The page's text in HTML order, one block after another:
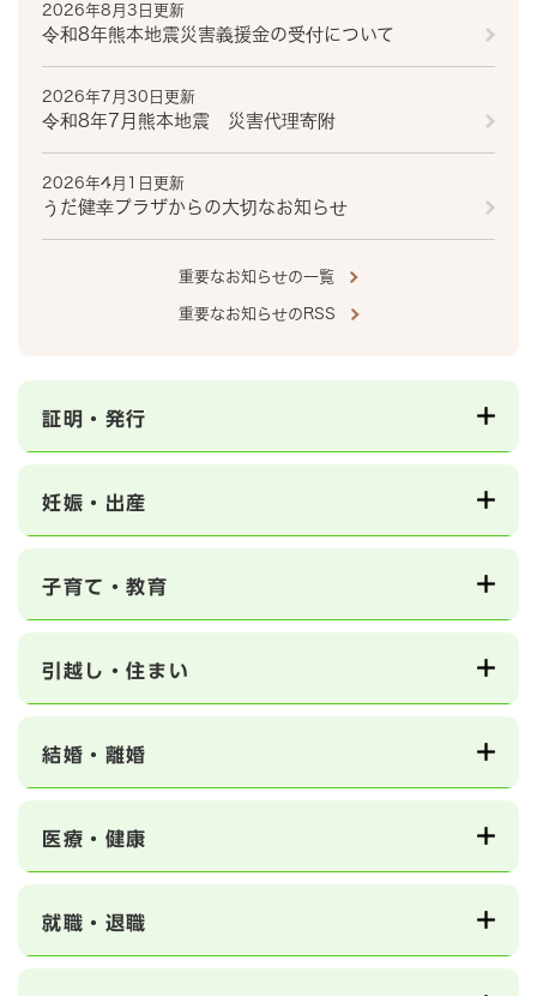
2026年8月3日更新
令和8年熊本地震災害義援金の受付について
2026年7月30日更新
令和8年7月熊本地震 災害代理寄附
2026年4月1日更新
うだ健幸プラザからの大切なお知らせ
重要なお知らせの一覧
重要なお知らせのRSS
証明・発行
妊娠・出産
子育て・教育
引越し・住まい
結婚・離婚
医療・健康
就職・退職